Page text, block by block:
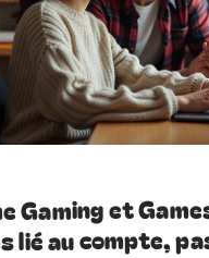
Gaming et
lié au compte,